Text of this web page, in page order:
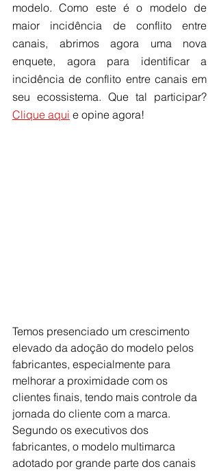
modelo. Como este é o modelo de
maior incidência de conflito entre
canais, abrimos agora uma nova
enquete, agora para identificar a
incidência de conflito entre canais em
Clique aqui e opine agora!
Temos presenciado um crescimento
elevado da adoção do modelo pelos
fabricantes, especialmente para
melhorar a proximidade com os
clientes finais, tendo mais controle da
jornada do cliente com a marca.
Segundo os executivos dos
fabricantes, o modelo multimarca
adotado por grande parte dos canais